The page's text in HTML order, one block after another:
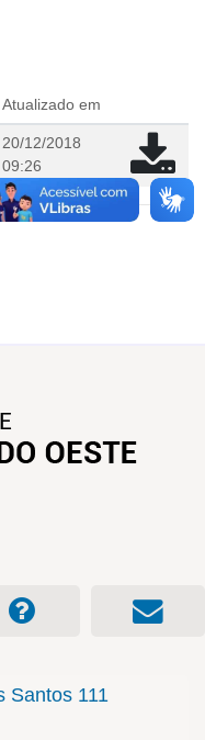
Atualizado em
20/12/2018
09:26
Santos 111